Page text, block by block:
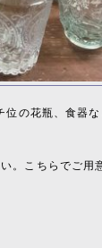
の花瓶、食器
。こちらでご用